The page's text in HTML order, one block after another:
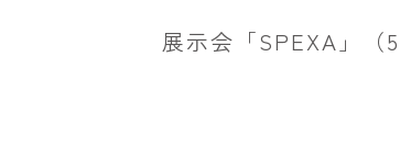
展示会「SPEXA」（